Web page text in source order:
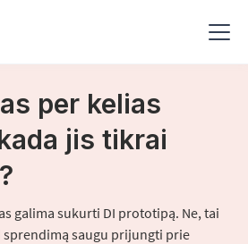
per kelias
jis tikrai
galima sukurti DI prototipą. Ne, tai
sprendimą saugu prijungti prie